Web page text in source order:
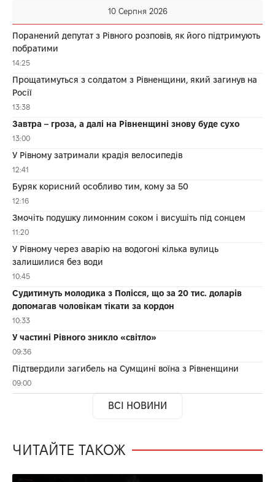
10 Серпня 2026
Поранений депутат з Рівного розповів, як його підтримують
побратими
14:25
Прощатимуться з солдатом з Рівненщини, який загинув на
Росії
13:38
Завтра – гроза, а далі на Рівненщині знову буде сухо
13:00
У Рівному затримали крадія велосипедів
12:41
Буряк корисний особливо тим, кому за 50
12:16
Змочіть подушку лимонним соком і висушіть під сонцем
11:20
У Рівному через аварію на водогоні кілька вулиць
залишилися без води
10:45
Судитимуть молодика з Полісся, що за 20 тис. доларів
допомагав чоловікам тікати за кордон
10:33
У частині Рівного зникло «світло»
09:36
Підтвердили загибель на Сумщині воїна з Рівненщини
09:00
ВСІ НОВИНИ
ЧИТАЙТЕ ТАКОЖ